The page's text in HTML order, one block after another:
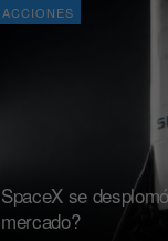
ACCIONES
SpaceX se
mercado?